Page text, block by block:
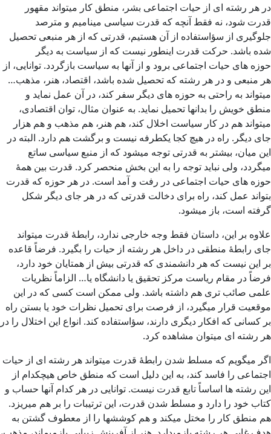
در هر رشته ای از حیات اجتماعی بشر، منطق کار میتواند مقهور
قدرت شود، نه فقط آنچه که قدرت سیاسی مینامیم و مترصد
جلوگیری از سؤاستفاده از آن هستیم، قدرتی که از هر منبعی تحصیل
شده باشد. حرکت قدرت اینطور نیست که از سیاست به دیگر
حوزه های حیات اجتماعی برود و از آنها به سیاست بازگردد. توانایی، از
هر منبعی و در هر رشته که تحصیل شده باشد، اقتصاد، هنر، مذهب…
میتواند به راحتی به حوزه های دیگر سفر کند، در آن عمل نماید و
منطق خویش را بدانها تحمیل نماید. به عنوان مثال، توان اقتصادی،
میتواند هم در کار سیاست اخلال کند، هم هنر، هم مذهب و هم هزار
جای دیگر. راه در هیچ کجا یکطرفه نیست و برگشت هم دارد. البته در
این میان، بیشتر به قدرتی توجه میشود که از منبع سیاسی ساتع
میگردد، ولی نباید توجه را به این بخش منحصر کرد. قدرت بین همۀ
حوزه های حیات اجتماعی در رفت و آمد است. در هر حوزه که قدرت
بتواند عمل کند، راه برای دخالت قدرتی که در هر جای دیگر شکل
گرفته است، باز میشود.
علاوه بر این، داستان فقط وجه خارجی ندارد، رابطۀ قدرت میتواند
جای رابطۀ منطقی در داخل هر رشته از حیات را بگیرد. فرضاً قاعده
بر این نیست که هر دانشمندی که قدرتی بیش از همتایان خود دارد،
فرضاً در مقام ریاست مرکز تحقیق یا دانشگاه یا… الزاماً نظریات
علمی صائب تری هم داشته باشد. ولی ممکن است کسی که در این
موقعیت قرار میگیرد، از فرصت برای تحمیل نظرات خود یا بستن راه
بر کسانی که افکار دیگری دارند، سؤاستفاده کند. انواع این اختلال را در
هر رشته ای میتوان مشاهده کرد.
اگر میگویم که مسلط شدن رابطۀ قدرت میتواند هر رشته ای از حیات
اجتماعی را فاسد کند، به این دلیل است که منطق خاص هیچکدام از
این رشته ها اساساً تابع قدرت نیست. توانایی در هر کدام آنها حساب و
کتاب خود را دارد و مسلط شدن قدرت، این ترتیبات را بر هم میریزد.
هم منطق کار را مختل میکند و هم کوششها را از معطوف گشتن به